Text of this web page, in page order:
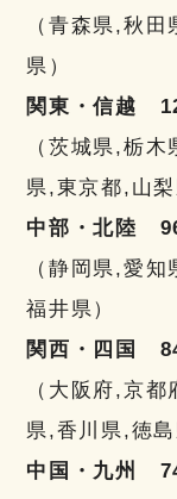
（青森県,秋
県）
関東・信越
（茨城県,栃
県,東京都,山
中部・北陸
（静岡県,愛
福井県）
関西・四国
（大阪府,京
県,香川県,徳
中国・九州